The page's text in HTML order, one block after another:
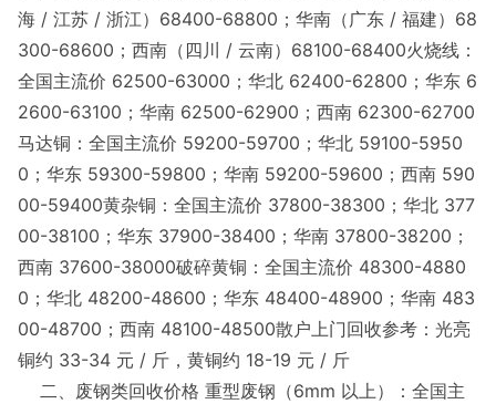
海 / 江苏 / 浙江）68400-68800；华南（广东 / 福建）68
300-68600；西南（四川 / 云南）68100-68400火烧线：
全国主流价 62500-63000；华北 62400-62800；华东 6
2600-63100；华南 62500-62900；西南 62300-62700
马达铜：全国主流价 59200-59700；华北 59100-5950
0；华东 59300-59800；华南 59200-59600；西南 590
00-59400黄杂铜：全国主流价 37800-38300；华北 377
00-38100；华东 37900-38400；华南 37800-38200；
西南 37600-38000破碎黄铜：全国主流价 48300-4880
0；华北 48200-48600；华东 48400-48900；华南 483
00-48700；西南 48100-48500散户上门回收参考：光亮
铜约 33-34 元 / 斤，黄铜约 18-19 元 / 斤
二、废钢类回收价格 重型废钢（6mm 以上）：全国主